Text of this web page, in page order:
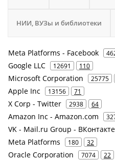
НИИ, ВУЗы и библиотеки
Meta Platforms - Facebook
Google LLC 12691 110
Microsoft Corporation 25775
Apple Inc 13156 71
X Corp - Twitter 2938 64
Amazon Inc - Amazon.com
VK - Mail.ru Group - ВКонтакте
Meta Platforms 180 32
Oracle Corporation 7074 22